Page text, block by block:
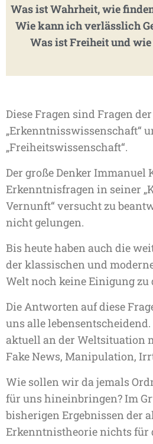
Was ist Wahrheit, wie
Wie kann ich verlässlich
Was ist Freiheit und
Diese Fragen sind Fragen der
„Erkenntnisswissenschaft“
„Freiheitswissenschaft“.
Der große Denker Immanuel
Erkenntnisfragen in seiner
Vernunft“ versucht zu
nicht gelungen.
Bis heute haben auch die
der klassischen und
Welt noch keine Einigung zu
Die Antworten auf diese
uns alle
aktuell an der Weltsituation
Fake News, Manipulation,
Wie sollen wir da jemals
für uns hineinbringen? Im
bisherigen Ergebnissen der
Erkenntnistheorie nichts für